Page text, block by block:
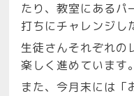
たり、教室にあるパ
打ちにチャレンジし
生徒さんそれぞれの
楽しく進めています。
また、今月末には「